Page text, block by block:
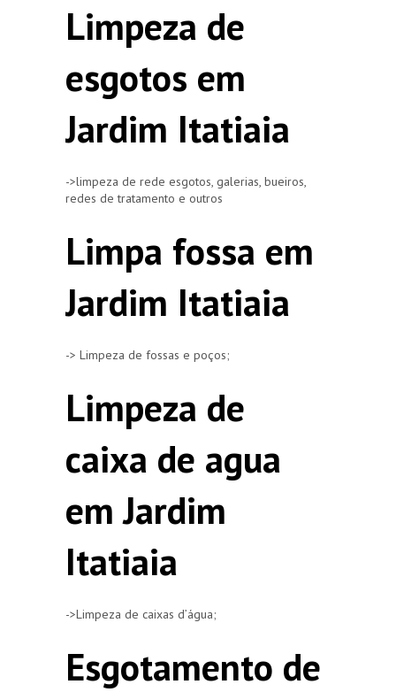
Limpeza de
esgotos em
Jardim Itatiaia
->limpeza de rede esgotos, galerias, bueiros,
redes de tratamento e outros
Limpa fossa em
Jardim Itatiaia
-> Limpeza de fossas e poços;
Limpeza de
caixa de agua
em Jardim
Itatiaia
->Limpeza de caixas d’água;
Esgotamento de